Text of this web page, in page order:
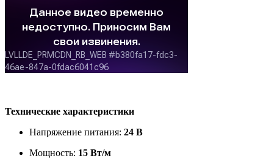
Технические характеристики
Напряжение питания: 24 В
Мощность: 15 Вт/м